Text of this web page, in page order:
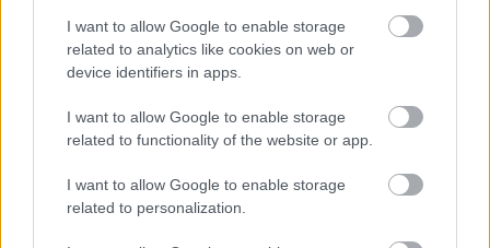
I want to allow Google to enable storage
related to analytics like cookies on web or
device identifiers in apps.
I want to allow Google to enable storage
related to functionality of the website or app.
I want to allow Google to enable storage
related to personalization.
Mennyi egy köbméter földgáz ára 2026-ban?